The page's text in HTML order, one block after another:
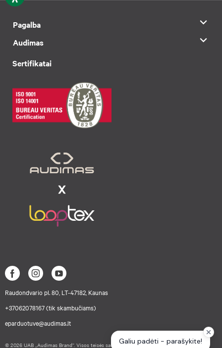
Pagalba
Audimas
Sertifikatai
Raudondvario pl. 80, LT-47182, Kaunas
+37062078167 (tik skambučiams)
eparduotuve@audimas.lt
© 2026 UAB „Audimas Brand“. Visos teisės saugomos.